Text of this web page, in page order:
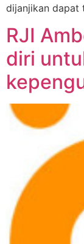
dijanjikan dapat
RJI
diri